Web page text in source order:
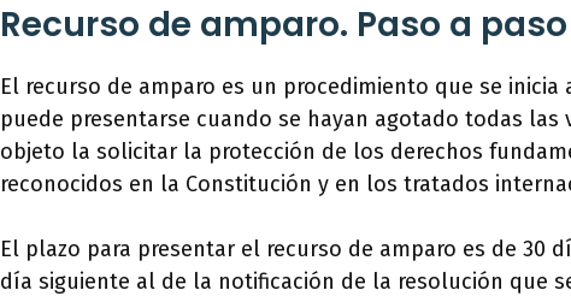
Recurso de amparo. Paso a paso
El recurso de amparo es un procedimiento que se
puede presentarse cuando se hayan agotado todas las
objeto la solicitar la protección de los derechos
reconocidos en la Constitución y en los tratados
El plazo para presentar el recurso de amparo es de 30
día siguiente al de la notificación de la resolución que